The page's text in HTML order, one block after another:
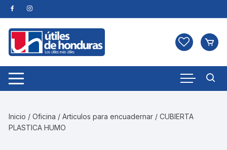
Skip
to
content
Inicio /Oficina /Articulos para encuadernar / CUBIERTA
PLASTICA HUMO